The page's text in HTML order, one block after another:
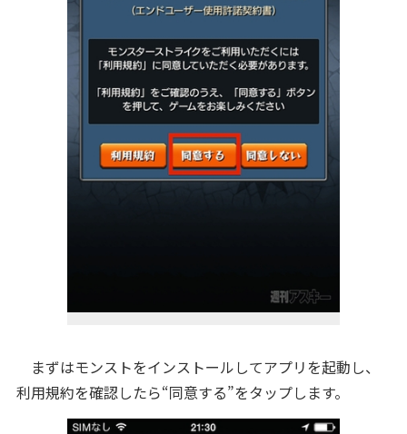
まずはモンストをインストールしてアプリを起動し、
利用規約を確認したら“同意する”をタップします。